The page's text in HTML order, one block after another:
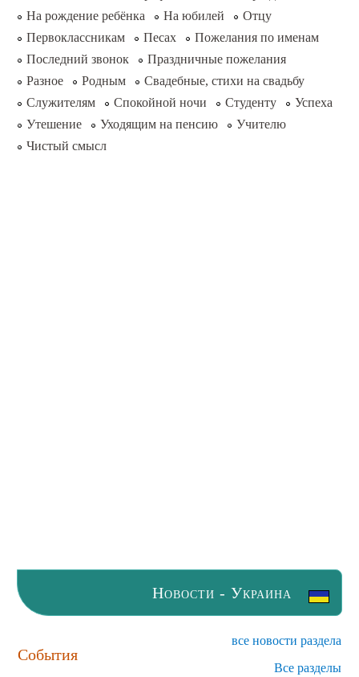
На рождение ребёнка
На юбилей
Отцу
Первоклассникам
Песах
Пожелания по именам
Последний звонок
Праздничные пожелания
Разное
Родным
Свадебные, стихи на свадьбу
Служителям
Спокойной ночи Студенту
Успеха
Утешение
Уходящим на пенсию
Учителю
Чистый смысл
Новости - Украина
События
все новости раздела
Все разделы